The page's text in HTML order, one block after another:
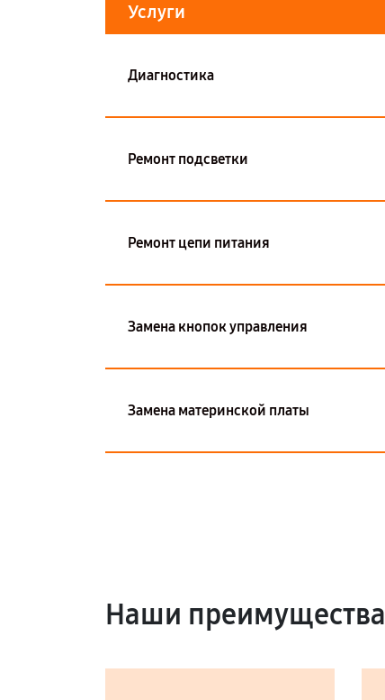
Услуги
Диагностика
Ремонт подсветки
Ремонт цепи питания
Замена кнопок управления
Замена материнской платы
Наши преимущества